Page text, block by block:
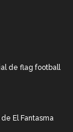
de flag football
El Fantasma